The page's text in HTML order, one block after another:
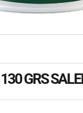
GRS